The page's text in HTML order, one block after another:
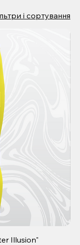
і сортування
Illusion"